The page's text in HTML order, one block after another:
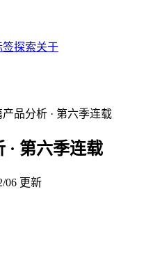
签探索关于
品分析 · 第六季连载
· 第六季连载
06 更新